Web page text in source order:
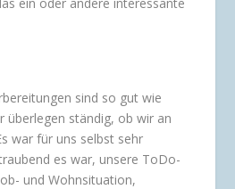
sind so gut wie
überlegen ständig, ob wir an
war für uns selbst sehr
es war, unsere ToDo-
und Wohnsituation,